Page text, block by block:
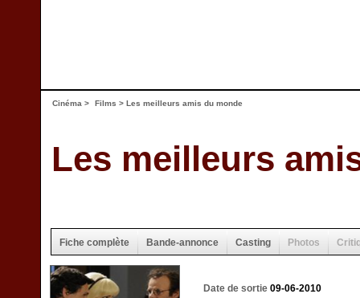
Cinéma > Films > Les meilleurs amis du monde
Les meilleurs
Fiche complète Bande-annonce Casting Photos
Date de sortie 09-06-2010